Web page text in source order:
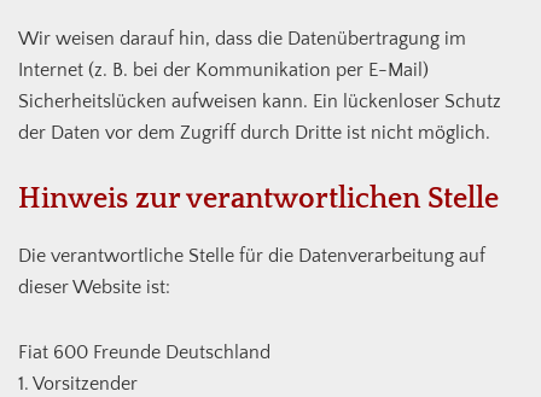
Wir weisen darauf hin, dass die Datenübertragung im
Internet (z. B. bei der Kommunikation per E-Mail)
Sicherheitslücken aufweisen kann. Ein lückenloser Schutz
der Daten vor dem Zugriff durch Dritte ist nicht möglich.
Hinweis zur verantwortlichen Stelle
Die verantwortliche Stelle für die Datenverarbeitung auf
dieser Website ist:
Fiat 600 Freunde Deutschland
1. Vorsitzender